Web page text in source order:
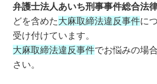
弁護士法人あいち刑事事件総合法
どを含めた大麻取締法違反事件に
受け付けています。
大麻取締法違反事件でお悩みの場
さい。